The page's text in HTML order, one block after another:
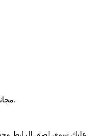
لا، TikTokio مجاني تماماً. يمكنك تحميل أي عدد من الفيديوهات دون أي تكاليف، وبدون تسجيل أو تسجيل دخول.